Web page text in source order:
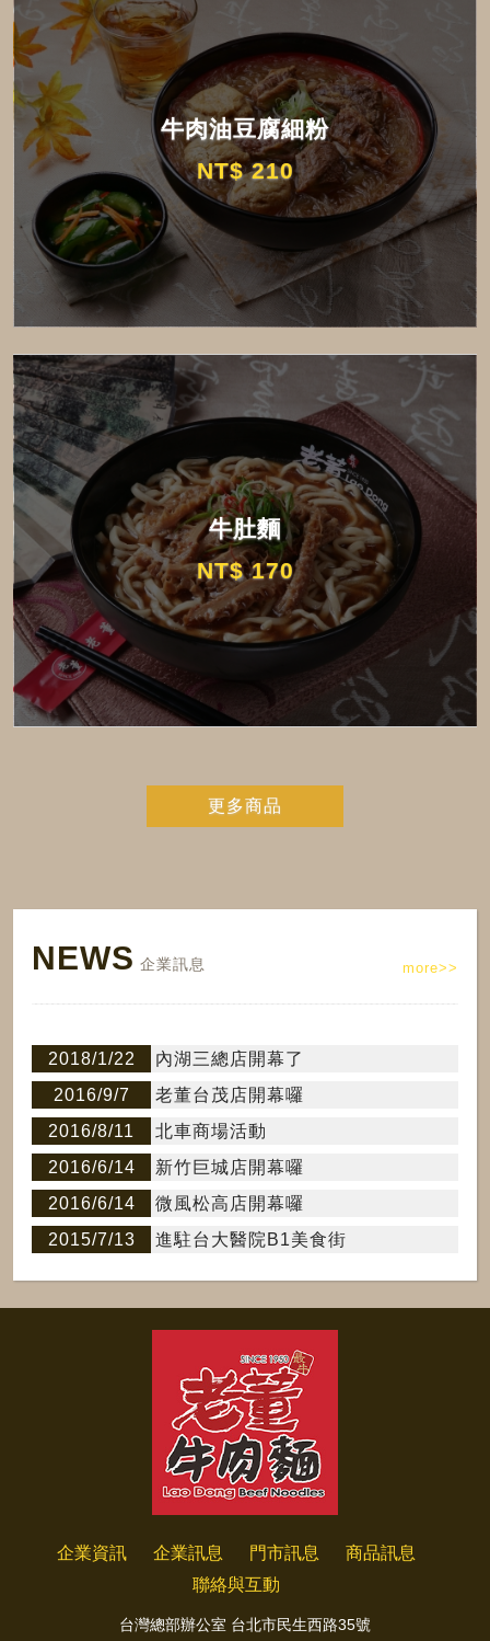
牛肉油豆腐細粉
NT$ 210
牛肚麵
NT$ 170
更多商品
NEWS 企業訊息 more>>
2018/1/22
內湖三總店開幕了
2016/9/7
老董台茂店開幕囉
2016/8/11
北車商場活動
2016/6/14
新竹巨城店開幕囉
2016/6/14
微風松高店開幕囉
2015/7/13
進駐台大醫院B1美食街
企業資訊 企業訊息 門市訊息
商品訊息
聯絡與互動
台灣總部辦公室 台北市民生西路35號